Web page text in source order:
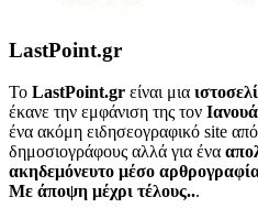
LastPoint.gr
To LastPoint.gr είναι μια
έκανε την εμφάνιση της τον
ένα ακόμη ειδησεογραφικό site
δημοσιογράφους αλλά για ένα
ακηδεμόνευτο μέσο
Με άποψη μέχρι τέλους...